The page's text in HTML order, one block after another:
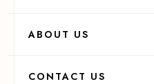
ABOUT US
CONTACT US